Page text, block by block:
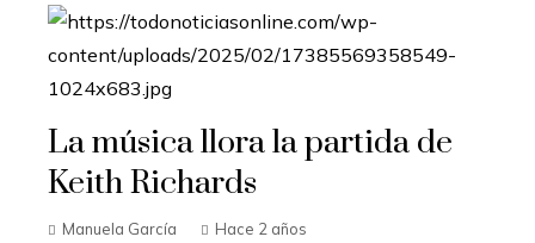
La música llora la partida de
Keith Richards
Manuela García Hace 2 años